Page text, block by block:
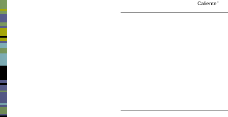
Caliente"